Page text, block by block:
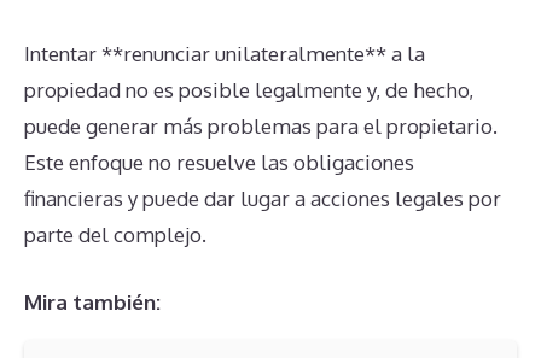
Intentar **renunciar unilateralmente** a la
propiedad no es posible legalmente y, de hecho,
puede generar más problemas para el propietario.
Este enfoque no resuelve las obligaciones
financieras y puede dar lugar a acciones legales por
parte del complejo.
Mira también: